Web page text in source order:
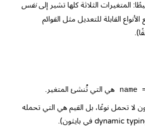
المتغيرات الثلاثة كلها تشير إلىنفس
القابلة للتعديل مثل القوائم
name
هي التي تُنشئ المتغير.
لا تحمل نوعًا، بل القيم هي التي تحمله